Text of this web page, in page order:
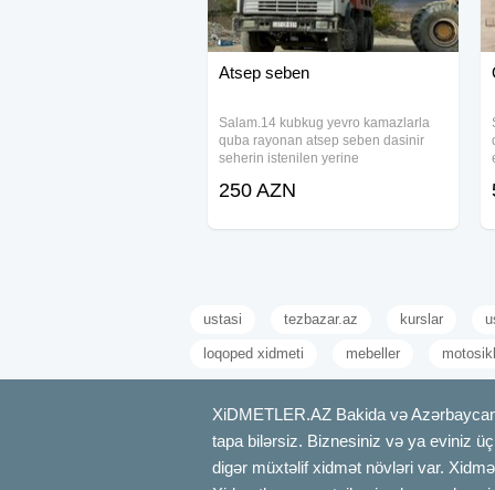
Atsep seben
Salam.14 kubkug yevro kamazlarla
quba rayonan atsep seben dasinir
seherin istenilen yerine
250 AZN
ustasi tezbazar.az kurslar
loqoped xidmeti mebeller
XiDMETLER.AZ Bakida və
tapa bilərsiz. Biznesiniz və ya eviniz
digər müxtəlif xidmət növləri var.